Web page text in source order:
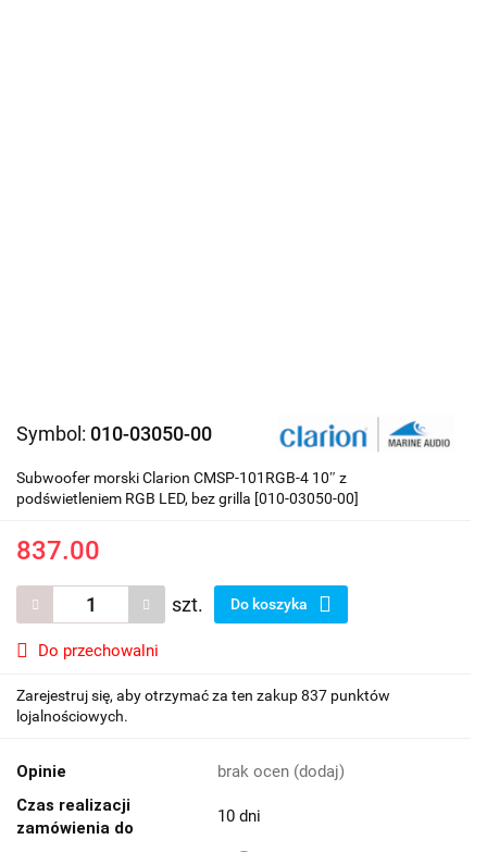
Symbol: 010-03050-00
Subwoofer morski Clarion CMSP-101RGB-4 10″ z
podświetleniem RGB LED, bez grilla [010-03050-00]
837.00
szt. Do koszyka
Do przechowalni
Zarejestruj się, aby otrzymać za ten zakup 837 punktów
lojalnościowych.
Opinie brak ocen (dodaj)
Czas realizacji
zamówienia do
10 dni